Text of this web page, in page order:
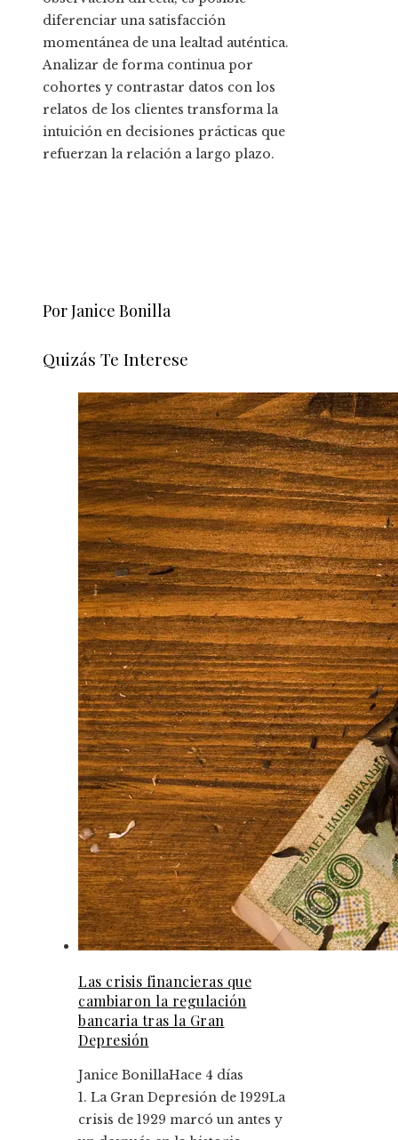
diferenciar una satisfacción
momentánea de una lealtad auténtica.
Analizar de forma continua por
cohortes y contrastar datos con los
relatos de los clientes transforma la
intuición en decisiones prácticas que
refuerzan la relación a largo plazo.
Por Janice Bonilla
Quizás Te Interese
Las crisis financieras que
cambiaron la regulación
bancaria tras la Gran
Depresión
Janice BonillaHace 4 días
1. La Gran Depresión de 1929La
crisis de 1929 marcó un antes y